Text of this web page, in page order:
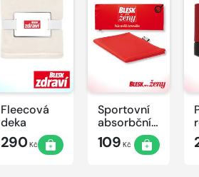
Fleecová
deka
290Kč
Sportovní
absorbční
ručník
109 Kč